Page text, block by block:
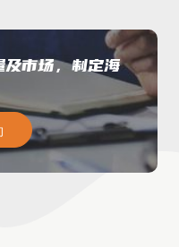
市场，制定海